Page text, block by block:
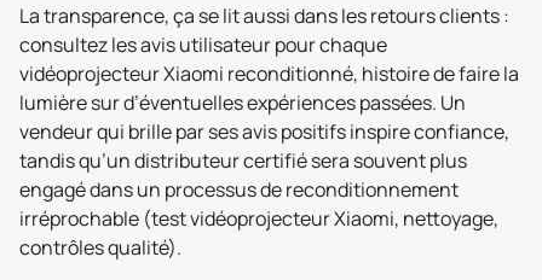
La transparence, ça se lit aussi dans les retours clients :
consultez les avis utilisateur pour chaque
vidéoprojecteur Xiaomi reconditionné, histoire de faire la
lumière sur d’éventuelles expériences passées. Un
vendeur qui brille par ses avis positifs inspire confiance,
tandis qu’un distributeur certifié sera souvent plus
engagé dans un processus de reconditionnement
irréprochable (test vidéoprojecteur Xiaomi, nettoyage,
contrôles qualité).